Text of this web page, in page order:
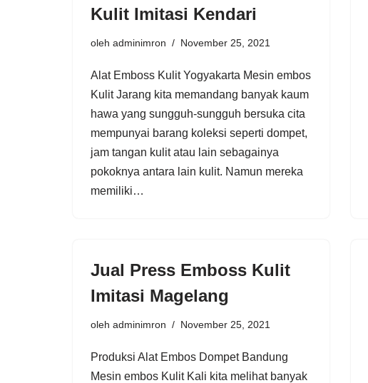
Kulit Imitasi Kendari
oleh adminimron November 25, 2021
Alat Emboss Kulit Yogyakarta Mesin embos
Kulit Jarang kita memandang banyak kaum
hawa yang sungguh-sungguh bersuka cita
mempunyai barang koleksi seperti dompet,
jam tangan kulit atau lain sebagainya
pokoknya antara lain kulit. Namun mereka
memiliki…
Jual Press Emboss Kulit
Imitasi Magelang
oleh adminimron November 25, 2021
Produksi Alat Embos Dompet Bandung
Mesin embos Kulit Kali kita melihat banyak